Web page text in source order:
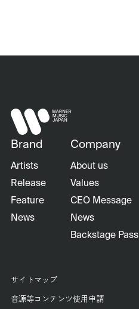
Brand
Artists
Release
Feature
News
Company
About us
Values
CEO Message
News
Backstage Pass
サイトマップ
音源等コンテンツ使用申請